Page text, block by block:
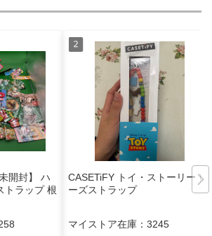
開封】 ハ
トラップ 根
CASETiFY トイ・ストーリー ビ
ーズストラップ
マイストア在庫： 3245